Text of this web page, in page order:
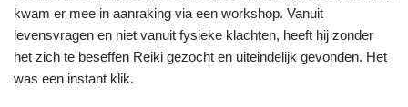
kwam er mee in aanraking via een workshop. Vanuit
levensvragen en niet vanuit fysieke klachten, heeft hij zonder
het zich te beseffen Reiki gezocht en uiteindelijk gevonden. Het
was een instant klik.